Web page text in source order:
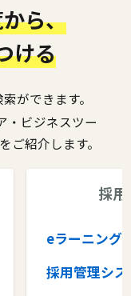
ら、
ける
ができます。
・ビジネスツー
ご紹介します。
採
eラーニング
採用管理シス